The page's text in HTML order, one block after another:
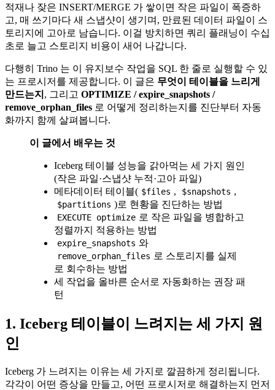
적재나 잦은 INSERT/MERGE 가 쌓이면 작은 파일이 폭증하
고, 매 쓰기마다 새 스냅샷이 생기며, 만료된 데이터 파일이 스
토리지에 고아로 남습니다. 이걸 방치하면 쿼리 플래닝이 수십
초로 늘고 스토리지 비용이 새어 나갑니다.
다행히 Trino 는 이 유지보수 작업을 SQL 한 줄로 실행할 수 있
는 프로시저를 제공합니다. 이 글은 무엇이 테이블을 느리게
만드는지 , 그리고 OPTIMIZE / expire_snapshots /
remove_orphan_files 로 어떻게 정리하는지를 진단부터 자동
화까지 함께 살펴봅니다.
이 글에서 배우는 것
Iceberg 테이블 성능을 갉아먹는 세 가지 원인
(작은 파일·스냅샷 누적·고아 파일)
메타데이터 테이블( $files , $snapshots ,
$partitions )로 현황을 진단하는 방법
EXECUTE optimize 로 작은 파일을 병합하고
정렬까지 적용하는 방법
expire_snapshots 와
remove_orphan_files 로 스토리지를 실제
로 회수하는 방법
세 작업을 올바른 순서로 자동화하는 권장 패
턴
1. Iceberg 테이블이 느려지는 세 가지 원
인
Iceberg 가 느려지는 이유는 세 가지로 깔끔하게 정리됩니다.
각각이 어떤 증상을 만들고, 어떤 프로시저로 해결하는지 먼저